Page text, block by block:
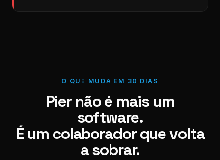
O QUE MUDA EM 30 DIAS
Pier não é mais um
software.
É um colaborador que volta
a sobrar.